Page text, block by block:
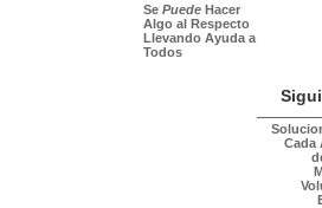
Se Puede Hacer
Algo al Respecto
Llevando Ayuda a
Todos
Cada